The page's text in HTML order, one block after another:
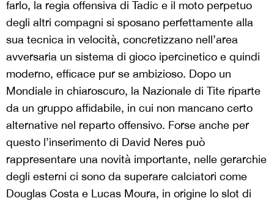
farlo, la regia offensiva di Tadic e il moto perpetuo
degli altri compagni si sposano perfettamente alla
sua tecnica in velocità, concretizzano nell’area
avversaria un sistema di gioco ipercinetico e quindi
moderno, efficace pur se ambizioso. Dopo un
Mondiale in chiaroscuro, la Nazionale di Tite riparte
da un gruppo affidabile, in cui non mancano certo
alternative nel reparto offensivo. Forse anche per
questo l’inserimento di David Neres può
rappresentare una novità importante, nelle gerarchie
degli esterni ci sono da superare calciatori come
Douglas Costa e Lucas Moura, in origine lo slot di